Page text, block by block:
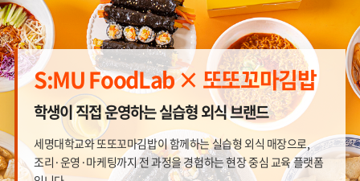
S:MU FoodLab × 또또꼬마김밥
학생이 직접 운영하는 실습형 외식 브랜드
세명대학교와 또또꼬마김밥이 함께하는 실습형 외식 매장으로,
조리·운영·마케팅까지 전 과정을 경험하는 현장 중심 교육 플랫폼